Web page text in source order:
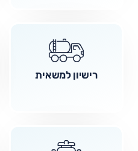
רישיון למשאית